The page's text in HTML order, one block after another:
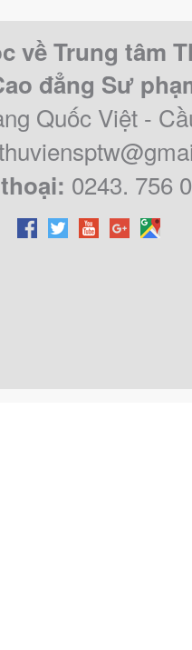
TRUNG
– 2024
về Trung tâm
đẳng Sư
Quốc Việt -
0243. 756